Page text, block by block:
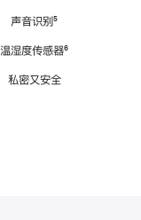
声音识别脚
⁵
温湿度传感器脚
⁶
私密又安全